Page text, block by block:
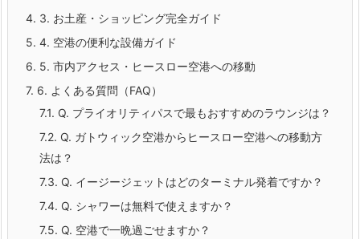
4. 3. お土産・ショッピング完全ガイド
5. 4. 空港の便利な設備ガイド
6. 5. 市内アクセス・ヒースロー空港への移動
7. 6. よくある質問（FAQ）
7.1. Q. プライオリティパスで最もおすすめのラウンジは？
7.2. Q. ガトウィック空港からヒースロー空港への移動方
法は？
7.3. Q. イージージェットはどのターミナル発着ですか？
7.4. Q. シャワーは無料で使えますか？
7.5. Q. 空港で一晩過ごせますか？